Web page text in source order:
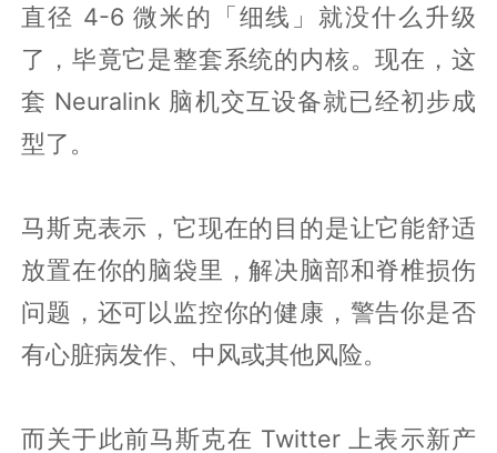
直径 4-6 微米的「细线」就没什么升级
了，毕竟它是整套系统的内核。现在，这
套 Neuralink 脑机交互设备就已经初步成
型了。
马斯克表示，它现在的目的是让它能舒适
放置在你的脑袋里，解决脑部和脊椎损伤
问题，还可以监控你的健康，警告你是否
有心脏病发作、中风或其他风险。
而关于此前马斯克在 Twitter 上表示新产